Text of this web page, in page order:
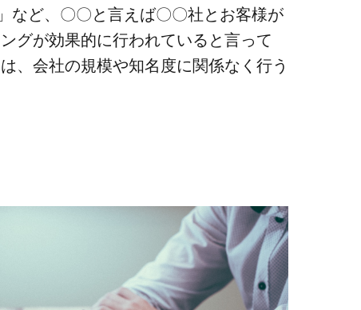
など、​〇〇と​言えば​〇〇社とお客様が​
グが​効果的に​行われていると​言って​
、​会社の​規模や​知名度に​関係なく​行う​